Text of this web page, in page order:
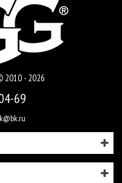
2010 - 2026
69